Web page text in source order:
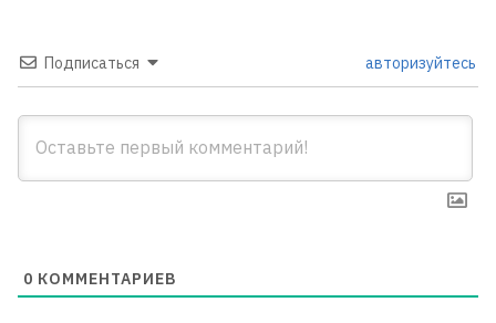
Подписаться авторизуйтесь
0 КОММЕНТАРИЕВ